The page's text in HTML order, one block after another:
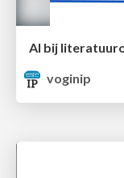
AI bij
voginip